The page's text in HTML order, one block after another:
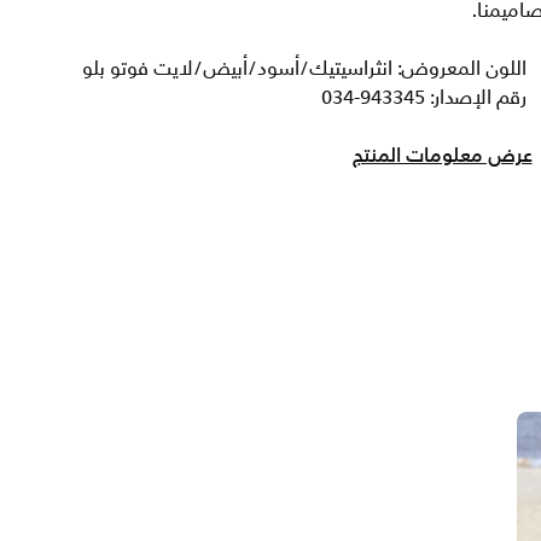
اللون المعروض: انثراسيتيك/أسود/أبيض/لايت فوتو بلو
رقم الإصدار: 943345-034
عرض معلومات المنتج